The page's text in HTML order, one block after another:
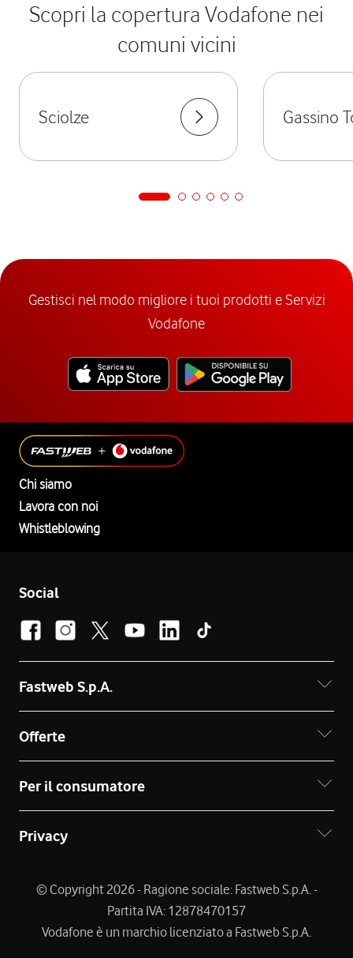
Scopri la copertura Vodafone nei
comuni vicini
Sciolze Gassino
Gestisci nel modo migliore i tuoi prodotti e Servizi
Vodafone
Chi siamo
Lavora con noi
Whistleblowing
Social
Fastweb S.p.A.
Offerte
Per il consumatore
Privacy
© Copyright 2026 - Ragione sociale: Fastweb S.p.A. -
Partita IVA: 12878470157
Vodafone è un marchio licenziato a Fastweb S.p.A.